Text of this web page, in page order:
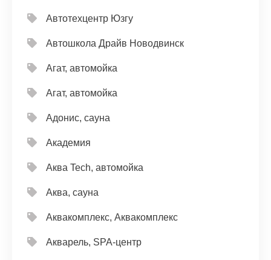
Автотехцентр Юзгу
Автошкола Драйв Новодвинск
Агат, автомойка
Агат, автомойка
Адонис, сауна
Академия
Аква Tech, автомойка
Аква, сауна
Аквакомплекс, Аквакомплекс
Акварель, SPA-центр